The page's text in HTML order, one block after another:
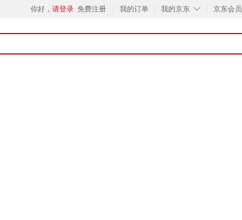
你好， 请登录 免费注册 我的订单 ◇
我的京东 京东会员